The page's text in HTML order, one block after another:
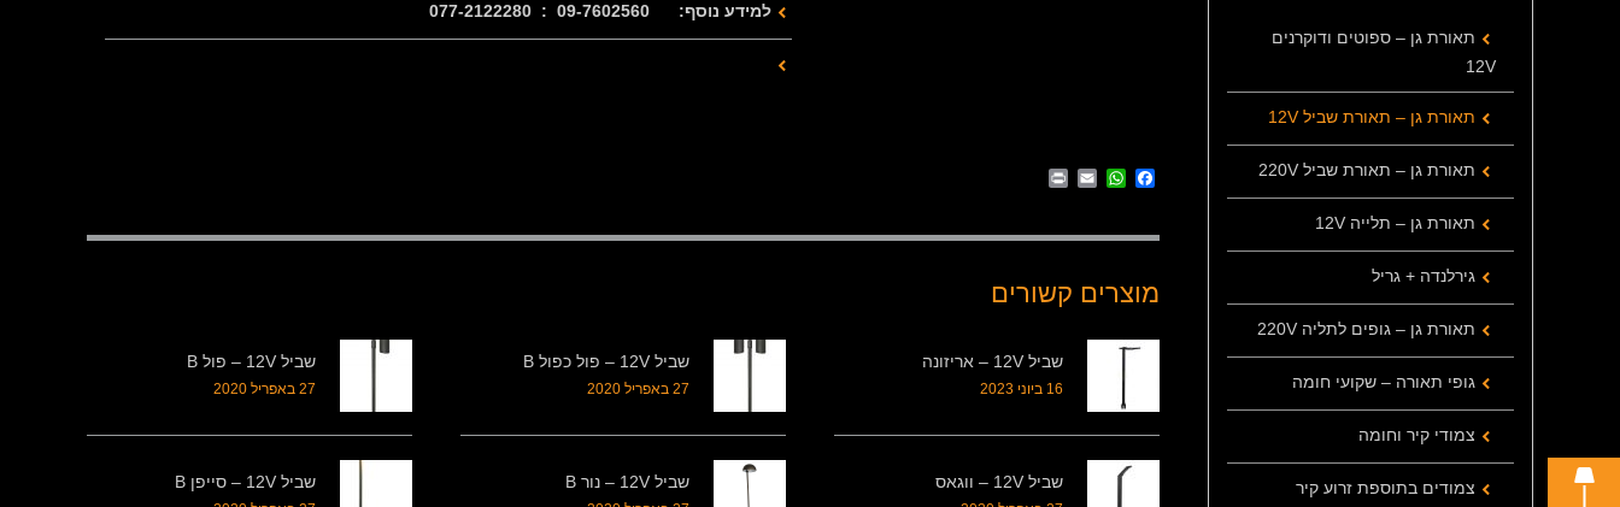
למידע נוסף: 09-7602560 : 077-2122280
Facebook
WhatsApp
Email
מוצרים קשורים
שביל 12V – אריזונה
16 ביוני 2023
שביל 12V – פול כפול B
27 באפריל 2020
שביל 12V – פול B
27 באפריל 2020
שביל 12V – ווגאס שביל 12V – נור B שביל 12V – סייפן B
תאורת גן – ספוטים ודוקרנים
12V
תאורת גן – תאורת שביל 12V
תאורת גן – תאורת שביל 220V
תאורת גן – תלייה 12V
גירלנדה + גריל
תאורת גן – גופים לתליה 220V
גופי תאורה – שקועי חומה
צמודי קיר וחומה
צמודים בתוספת זרוע קיר